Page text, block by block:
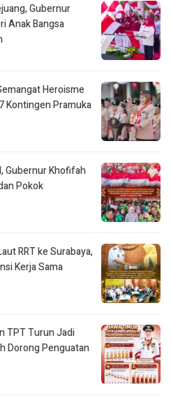
Gubernur
Anak Bangsa
Heroisme
Kontingen Pramuka
Gubernur Khofifah
Pokok
RRT ke Surabaya,
Kerja Sama
TPT Turun Jadi
Dorong Penguatan